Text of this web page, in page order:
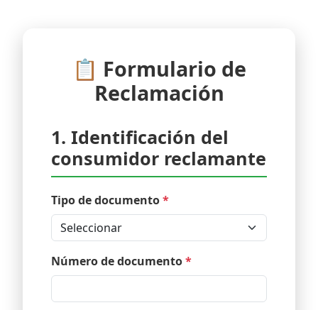
📋 Formulario de
Reclamación
1. Identificación del
consumidor reclamante
Tipo de documento*
Número de documento*